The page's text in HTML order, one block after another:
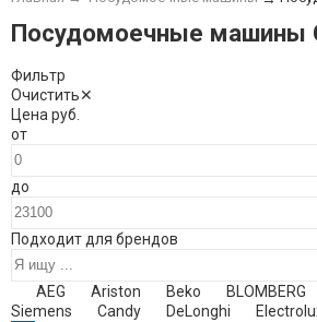
Посудомоечные машины
Фильтр
Очистить✕
Цена руб.
от
до
Подходит для брендов
AEG Ariston Beko BLOMBERG
Siemens
Candy DeLonghi